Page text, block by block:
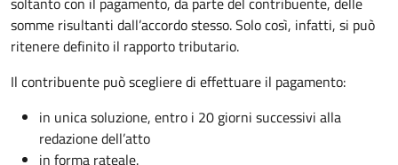
somme risultanti dall’accordo stesso. Solo così, infatti, si può
ritenere definito il rapporto tributario.
Il contribuente può scegliere di effettuare il pagamento:
in unica soluzione, entro i 20 giorni successivi alla
redazione dell’atto
in forma rateale.